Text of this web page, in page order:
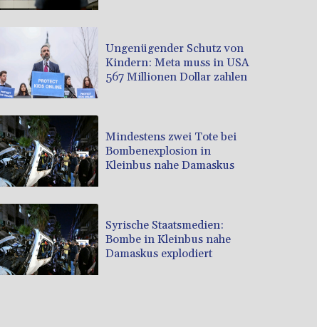
Ungenügender Schutz von
Kindern: Meta muss in USA
567 Millionen Dollar zahlen
Mindestens zwei Tote bei
Bombenexplosion in
Kleinbus nahe Damaskus
Syrische Staatsmedien:
Bombe in Kleinbus nahe
Damaskus explodiert